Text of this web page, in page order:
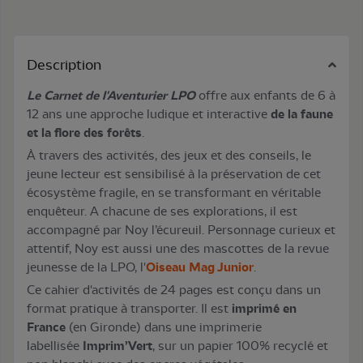
Description
Le Carnet de l'Aventurier LPO offre aux enfants de 6 à
12 ans une approche ludique et interactive de la faune
et la flore des forêts.
À travers des activités, des jeux et des conseils, le
jeune lecteur est sensibilisé à la préservation de cet
écosystème fragile, en se transformant en véritable
enquêteur. A chacune de ses explorations, il est
accompagné par Noy l’écureuil. Personnage curieux et
attentif, Noy est aussi une des mascottes de la revue
jeunesse de la LPO, l'Oiseau Mag Junior.
Ce cahier d'activités de 24 pages est conçu dans un
format pratique à transporter. Il est imprimé en
France (en Gironde) dans une imprimerie
labellisée Imprim’Vert, sur un papier 100% recyclé et